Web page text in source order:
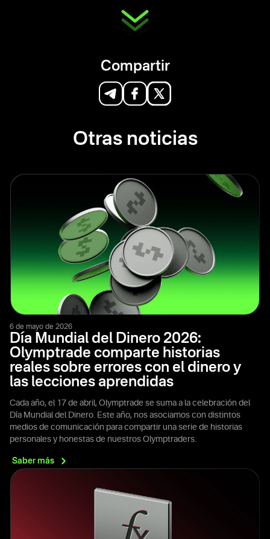
Compartir
Otras noticias
6 de mayo de 2026
Día Mundial del Dinero 2026:
Olymptrade comparte historias
reales sobre errores con el dinero y
las lecciones aprendidas
Cada año, el 17 de abril, Olymptrade se suma a la celebración del
Día Mundial del Dinero. Este año, nos asociamos con distintos
medios de comunicación para compartir una serie de historias
personales y honestas de nuestros Olymptraders.
Sabermás